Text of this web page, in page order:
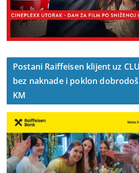
Postani Raiffeisen klijent uz
bez naknade i poklon
KM